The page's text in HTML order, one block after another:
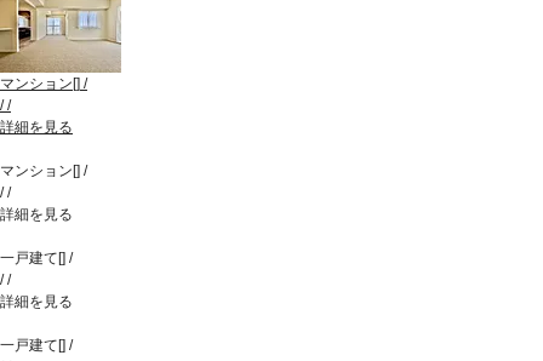
マンション[] /
//
詳細を見る
マンション[] /
//
詳細を見る
一戸建て[] /
//
詳細を見る
一戸建て[] /